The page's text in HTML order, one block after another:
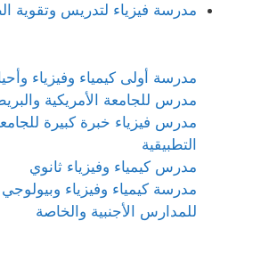
مدرسة فيزياء لتدريس وتقوية
مدرسة أولى كيمياء وفيزياء
مدرس للجامعة الأمريكية
مدرس فيزياء خبرة كبيرة
التطبيقية
مدرس كيمياء وفيزياء ثانوي
مدرسة كيمياء وفيزياء
للمدارس الأجنبية والخاصة